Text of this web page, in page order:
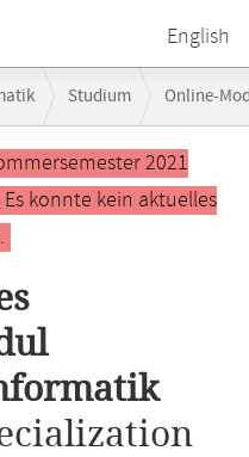
English
Studium Online-
Informatik2021
konnte kein aktuelles